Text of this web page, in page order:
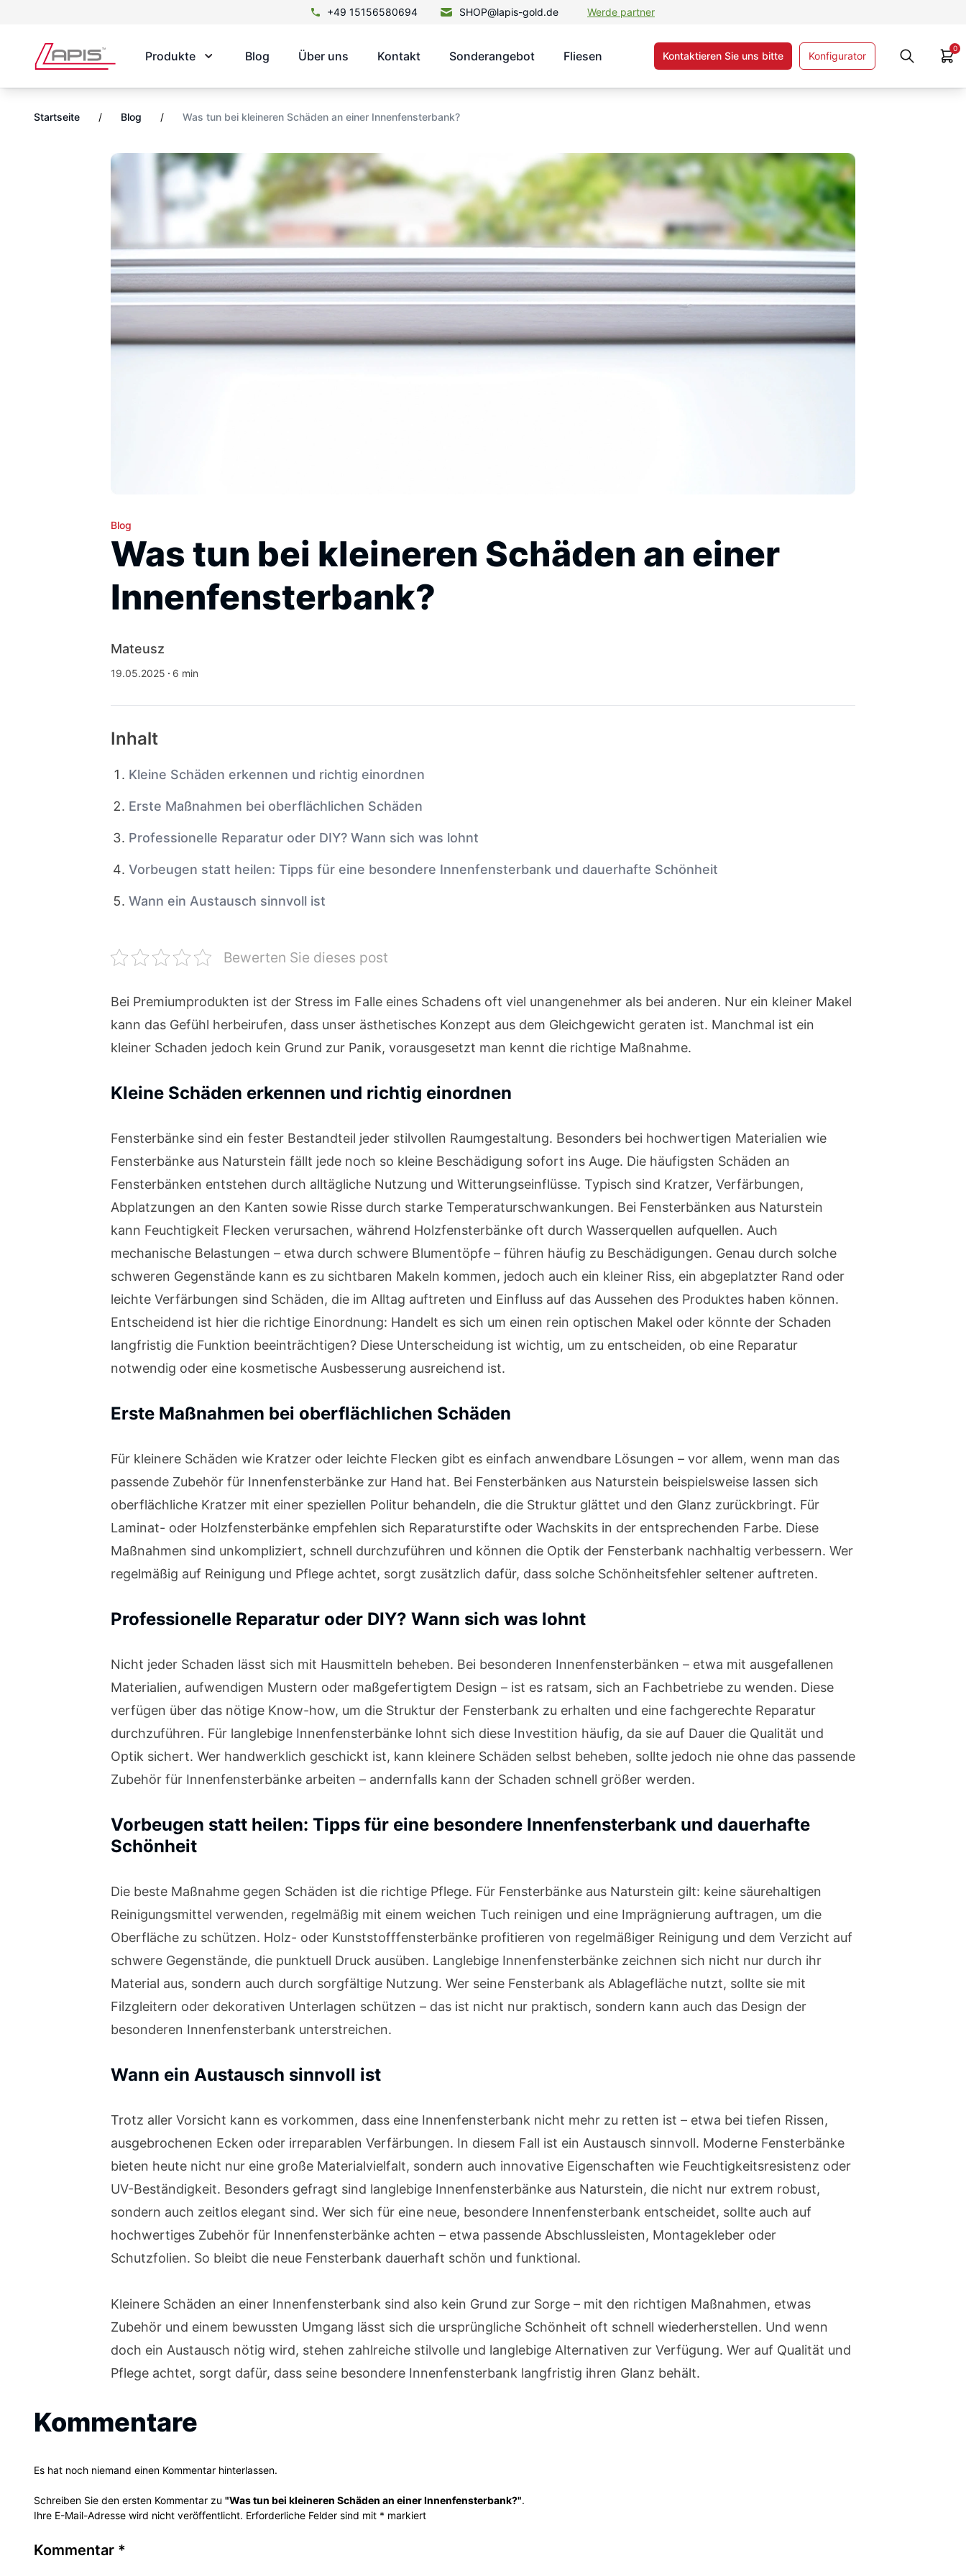
+49 15156580694 SHOP@lapis-gold.de Werde partner
Produkte Blog Über uns Kontakt Sonderangebot Fliesen Kontaktieren Sie uns bitte Konfigurator
0
Startseite / Blog / Was tun bei kleineren Schäden an einer Innenfensterbank?
Blog
Was tun bei kleineren Schäden an einer
Innenfensterbank?
Mateusz
19.05.2025 6 min
Inhalt
Kleine Schäden erkennen und richtig einordnen
Erste Maßnahmen bei oberflächlichen Schäden
Professionelle Reparatur oder DIY? Wann sich was lohnt
Vorbeugen statt heilen: Tipps für eine besondere Innenfensterbank und dauerhafte Schönheit
Wann ein Austausch sinnvoll ist
Bewerten Sie dieses post
Bei Premiumprodukten ist der Stress im Falle eines Schadens oft viel unangenehmer als bei anderen. Nur ein kleiner Makel
kann das Gefühl herbeirufen, dass unser ästhetisches Konzept aus dem Gleichgewicht geraten ist. Manchmal ist ein
kleiner Schaden jedoch kein Grund zur Panik, vorausgesetzt man kennt die richtige Maßnahme.
Kleine Schäden erkennen und richtig einordnen
Fensterbänke sind ein fester Bestandteil jeder stilvollen Raumgestaltung. Besonders bei hochwertigen Materialien wie
Fensterbänke aus Naturstein fällt jede noch so kleine Beschädigung sofort ins Auge. Die häufigsten Schäden an
Fensterbänken entstehen durch alltägliche Nutzung und Witterungseinflüsse. Typisch sind Kratzer, Verfärbungen,
Abplatzungen an den Kanten sowie Risse durch starke Temperaturschwankungen. Bei Fensterbänken aus Naturstein
kann Feuchtigkeit Flecken verursachen, während Holzfensterbänke oft durch Wasserquellen aufquellen. Auch
mechanische Belastungen – etwa durch schwere Blumentöpfe – führen häufig zu Beschädigungen. Genau durch solche
schweren Gegenstände kann es zu sichtbaren Makeln kommen, jedoch auch ein kleiner Riss, ein abgeplatzter Rand oder
leichte Verfärbungen sind Schäden, die im Alltag auftreten und Einfluss auf das Aussehen des Produktes haben können.
Entscheidend ist hier die richtige Einordnung: Handelt es sich um einen rein optischen Makel oder könnte der Schaden
langfristig die Funktion beeinträchtigen? Diese Unterscheidung ist wichtig, um zu entscheiden, ob eine Reparatur
notwendig oder eine kosmetische Ausbesserung ausreichend ist.
Erste Maßnahmen bei oberflächlichen Schäden
Für kleinere Schäden wie Kratzer oder leichte Flecken gibt es einfach anwendbare Lösungen – vor allem, wenn man das
passende Zubehör für Innenfensterbänke zur Hand hat. Bei Fensterbänken aus Naturstein beispielsweise lassen sich
oberflächliche Kratzer mit einer speziellen Politur behandeln, die die Struktur glättet und den Glanz zurückbringt. Für
Laminat- oder Holzfensterbänke empfehlen sich Reparaturstifte oder Wachskits in der entsprechenden Farbe. Diese
Maßnahmen sind unkompliziert, schnell durchzuführen und können die Optik der Fensterbank nachhaltig verbessern. Wer
regelmäßig auf Reinigung und Pflege achtet, sorgt zusätzlich dafür, dass solche Schönheitsfehler seltener auftreten.
Professionelle Reparatur oder DIY? Wann sich was lohnt
Nicht jeder Schaden lässt sich mit Hausmitteln beheben. Bei besonderen Innenfensterbänken – etwa mit ausgefallenen
Materialien, aufwendigen Mustern oder maßgefertigtem Design – ist es ratsam, sich an Fachbetriebe zu wenden. Diese
verfügen über das nötige Know-how, um die Struktur der Fensterbank zu erhalten und eine fachgerechte Reparatur
durchzuführen. Für langlebige Innenfensterbänke lohnt sich diese Investition häufig, da sie auf Dauer die Qualität und
Optik sichert. Wer handwerklich geschickt ist, kann kleinere Schäden selbst beheben, sollte jedoch nie ohne das passende
Zubehör für Innenfensterbänke arbeiten – andernfalls kann der Schaden schnell größer werden.
Vorbeugen statt heilen: Tipps für eine besondere Innenfensterbank und dauerhafte
Schönheit
Die beste Maßnahme gegen Schäden ist die richtige Pflege. Für Fensterbänke aus Naturstein gilt: keine säurehaltigen
Reinigungsmittel verwenden, regelmäßig mit einem weichen Tuch reinigen und eine Imprägnierung auftragen, um die
Oberfläche zu schützen. Holz- oder Kunststofffensterbänke profitieren von regelmäßiger Reinigung und dem Verzicht auf
schwere Gegenstände, die punktuell Druck ausüben. Langlebige Innenfensterbänke zeichnen sich nicht nur durch ihr
Material aus, sondern auch durch sorgfältige Nutzung. Wer seine Fensterbank als Ablagefläche nutzt, sollte sie mit
Filzgleitern oder dekorativen Unterlagen schützen – das ist nicht nur praktisch, sondern kann auch das Design der
besonderen Innenfensterbank unterstreichen.
Wann ein Austausch sinnvoll ist
Trotz aller Vorsicht kann es vorkommen, dass eine Innenfensterbank nicht mehr zu retten ist – etwa bei tiefen Rissen,
ausgebrochenen Ecken oder irreparablen Verfärbungen. In diesem Fall ist ein Austausch sinnvoll. Moderne Fensterbänke
bieten heute nicht nur eine große Materialvielfalt, sondern auch innovative Eigenschaften wie Feuchtigkeitsresistenz oder
UV-Beständigkeit. Besonders gefragt sind langlebige Innenfensterbänke aus Naturstein, die nicht nur extrem robust,
sondern auch zeitlos elegant sind. Wer sich für eine neue, besondere Innenfensterbank entscheidet, sollte auch auf
hochwertiges Zubehör für Innenfensterbänke achten – etwa passende Abschlussleisten, Montagekleber oder
Schutzfolien. So bleibt die neue Fensterbank dauerhaft schön und funktional.
Kleinere Schäden an einer Innenfensterbank sind also kein Grund zur Sorge – mit den richtigen Maßnahmen, etwas
Zubehör und einem bewussten Umgang lässt sich die ursprüngliche Schönheit oft schnell wiederherstellen. Und wenn
doch ein Austausch nötig wird, stehen zahlreiche stilvolle und langlebige Alternativen zur Verfügung. Wer auf Qualität und
Pflege achtet, sorgt dafür, dass seine besondere Innenfensterbank langfristig ihren Glanz behält.
Kommentare
Es hat noch niemand einen Kommentar hinterlassen.
Schreiben Sie den ersten Kommentar zu "Was tun bei kleineren Schäden an einer Innenfensterbank?".
Ihre E-Mail-Adresse wird nicht veröffentlicht. Erforderliche Felder sind mit * markiert
Kommentar *